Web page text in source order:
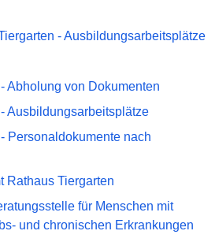
- Ausbildungsarbeitsplätze
Abholung von Dokumenten
Ausbildungsarbeitsplätze
Personaldokumente nach
Rathaus Tiergarten
für Menschen mit
und chronischen Erkrankungen